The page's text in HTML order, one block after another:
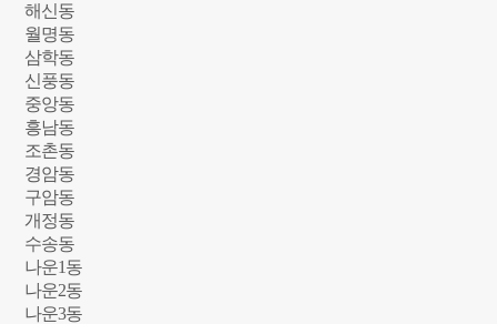
해신동
월명동
삼학동
신풍동
중앙동
흥남동
조촌동
경암동
구암동
개정동
수송동
나운1동
나운2동
나운3동